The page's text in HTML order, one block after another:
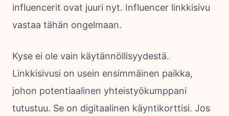
influencerit ovat juuri nyt. Influencer linkkisivu
vastaa tähän ongelmaan.
Kyse ei ole vain käytännöllisyydestä.
Linkkisivusi on usein ensimmäinen paikka,
johon potentiaalinen yhteistyökumppani
tutustuu. Se on digitaalinen käyntikorttisi. Jos